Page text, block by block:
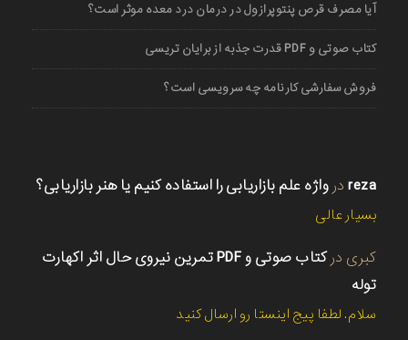
آیا مصرف قرص پنتوپرازول در درمان درد معده موثر است؟
کتاب صوتی و PDF قدرت جذبه از برایان تریسی
فروش سفارشی کارنامه چه سرویسی است؟
reza در واژه علم بازاریابی را استفاده کنیم یا هنر بازاریابی؟
بسیار عالی
کبری در
کتاب صوتی و PDF تمرین نیروی حال اثر اکهارت
توله
سلام. لطفا پیج اینستا رو ارسال کنید